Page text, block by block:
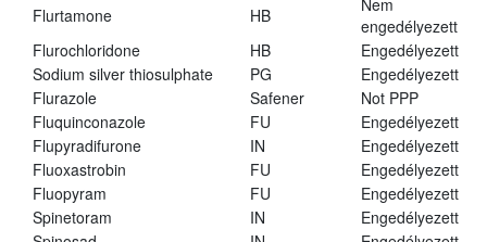
Flurtamone
HB
Nem
engedélyezett
Flurochloridone
HB
Engedélyezett
Sodium silver thiosulphate
PG
Engedélyezett
Flurazole
Safener
Not PPP
Fluquinconazole
FU
Engedélyezett
Flupyradifurone
IN
Engedélyezett
Fluoxastrobin
FU
Engedélyezett
Fluopyram
FU
Engedélyezett
Spinetoram
IN
Engedélyezett